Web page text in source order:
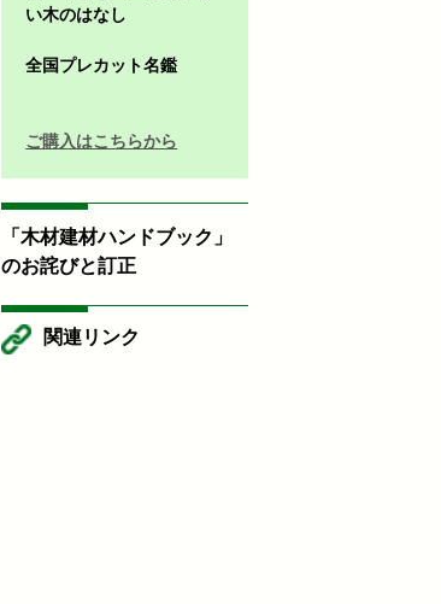
い木のはなし
全国プレカット名鑑
ご購入はこちらから
「木材建材ハンドブック」
のお詫びと訂正
関連リンク